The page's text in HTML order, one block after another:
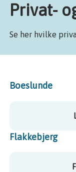
Privat-
Se her hvilke
Boeslunde
Flakkebjerg